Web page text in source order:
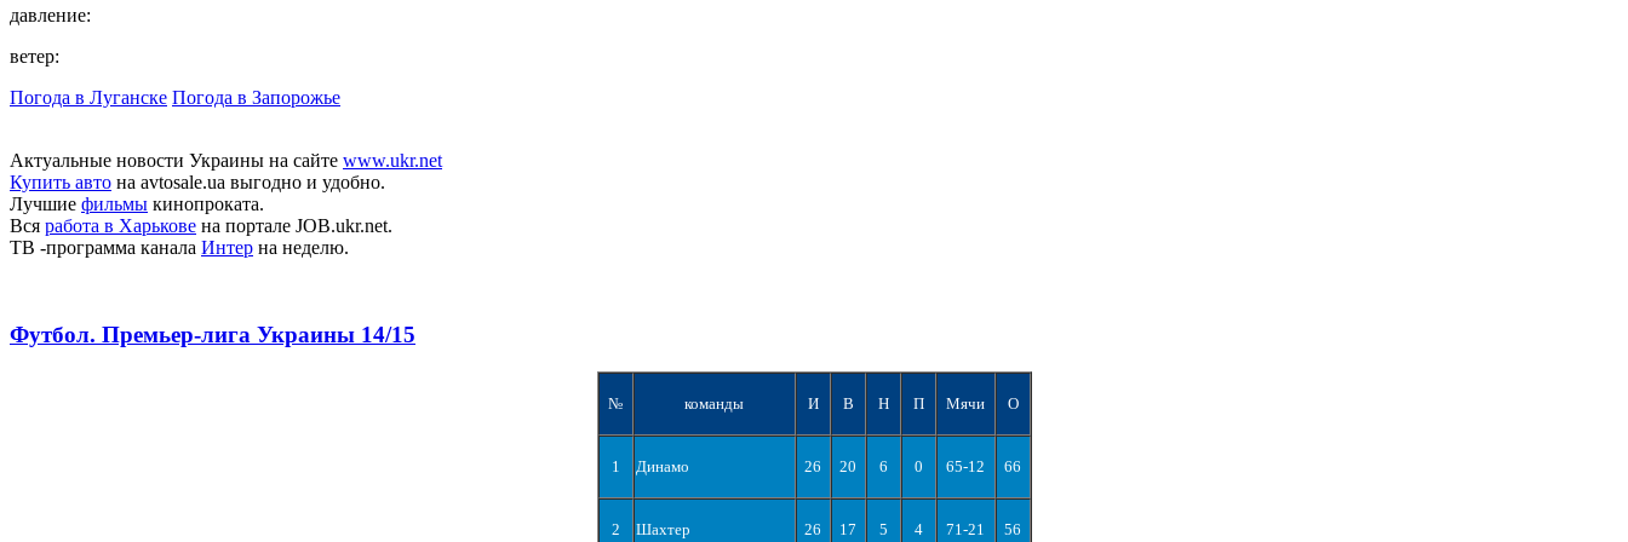
давление:
ветер:
Погода в Луганске Погода в Запорожье
Актуальные новости Украины на сайте www.ukr.net
Купить авто на avtosale.ua выгодно и удобно.
Лучшие фильмы кинопроката.
Вся работа в Харькове на портале JOB.ukr.net.
ТВ -программа канала Интер на неделю.
Футбол. Премьер-лига Украины 14/15
№ команды И В Н П Мячи О
1 Динамо 26 20 6 0 65-12 66
2 Шахтер 26 17 5 4 71-21 56